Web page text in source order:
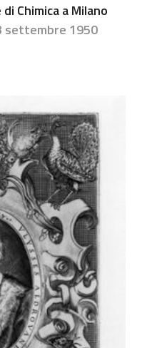
Chimica a Milano
settembre 1950